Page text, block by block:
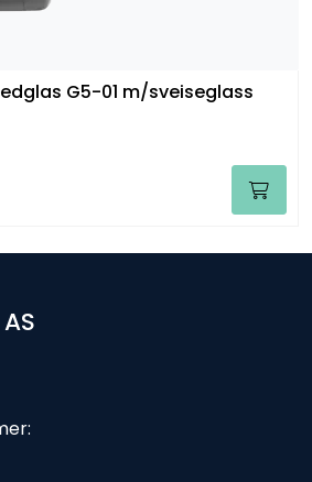
G5-01 m/sveiseglass